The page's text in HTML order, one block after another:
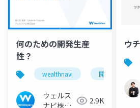
何のための開発生産
性？
wealthnavi 開発生産性
ウェルス
ナビ株式
2.9K
ウ